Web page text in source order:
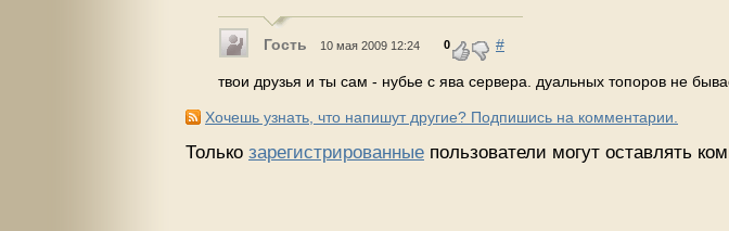
Гость 10 мая 2009 12:24 0 #
твои друзья и ты сам - нубье с ява сервера. дуальных топоров не
Хочешь узнать, что напишут другие? Подпишись на комментарии.
Только зарегистрированные пользователи могут оставлять